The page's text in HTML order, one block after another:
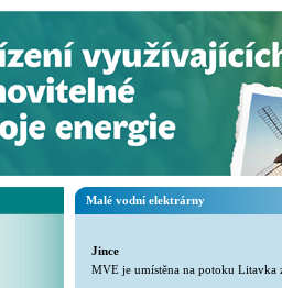
Malé vodní elektrárny
Jince
MVE je umístěna na potoku Litavka